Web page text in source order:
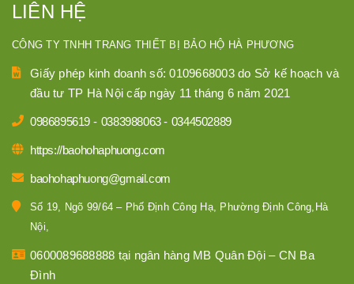
LIÊN HỆ
CÔNG TY TNHH TRANG THIẾT BỊ BẢO HỘ HÀ PHƯƠNG
Giấy phép kinh doanh số: 0109668003 do Sở kế hoạch và
đầu tư TP Hà Nội cấp ngày 11 tháng 6 năm 2021
0986895619 - 0383988063- 0344502889
https://baohohaphuong.com
baohohaphuong@gmail.com
Số 19, Ngõ 99/64 – Phố Định Công Hạ, Phường Định Công,Hà
Nội,
0600089688888 tại ngân hàng MB Quân Đội – CN Ba
Đình